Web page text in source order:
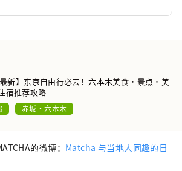
最新】东京自由行必去！六本木美食・景点・美
宿推荐攻略
赤坂・六本木
的微博： Matcha 与当地人同趣的日